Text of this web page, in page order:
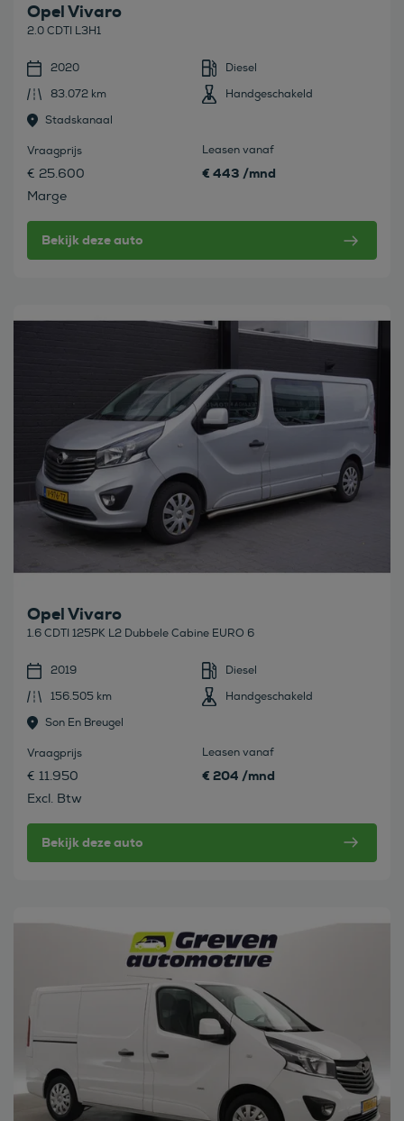
Opel Vivaro
2.0 CDTI L3H1
2020
Diesel
83.072 km
Handgeschakeld
Stadskanaal
Vraagprijs
€ 25.600
Marge
Leasen vanaf
€ 443 /mnd
Bekijk deze auto
Bekijk deze auto
Opel Vivaro
1.6 CDTI 125PK L2 Dubbele Cabine EURO 6
2019
Diesel
156.505 km
Handgeschakeld
Son En Breugel
Vraagprijs
€ 11.950
Excl. Btw
Leasen vanaf
€ 204 /mnd
Bekijk deze auto